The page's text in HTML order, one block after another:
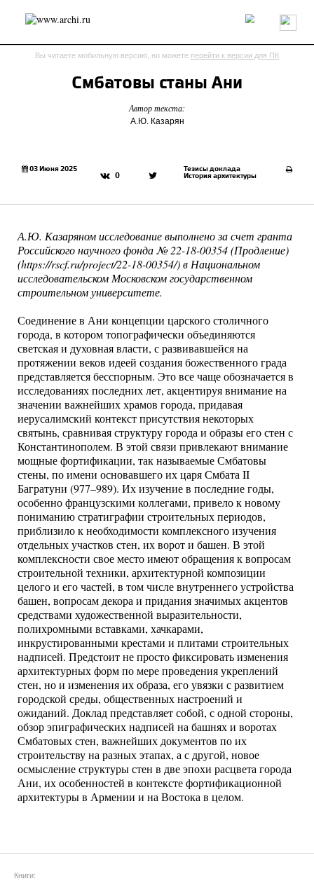
Россия Мир Технологии Интерьер Пресса
Архитекторы
Анонсы конкурсов
Исследование
Репортаж
Архитектура
Иностранцы в России
Интерьер
Вы читаете мобильную версию, но можете перейти к версии для ПК
Смбатовы станы Ани
Автор текста:
А.Ю. Казарян
03 Июня 2025
0
Тезисы доклада
История архитектуры
А.Ю. Казаряном исследование выполнено за счет гранта
Российского научного фонда № 22-18-00354 (Продление)
(https://rscf.ru/project/22-18-00354/) в Национальном
исследовательском Московском государственном
строительном университете.
Соединение в Ани концепции царского столичного
города, в котором топографически объединяются
светская и духовная власти, с развивавшейся на
протяжении веков идеей создания божественного града
представляется бесспорным. Это все чаще обозначается в
исследованиях последних лет, акцентируя внимание на
значении важнейших храмов города, придавая
иерусалимский контекст присутствия некоторых
святынь, сравнивая структуру города и образы его стен с
Константинополем. В этой связи привлекают внимание
мощные фортификации, так называемые Смбатовы
стены, по имени основавшего их царя Смбата II
Багратуни (977–989). Их изучение в последние годы,
особенно французскими коллегами, привело к новому
пониманию стратиграфии строительных периодов,
приблизило к необходимости комплексного изучения
отдельных участков стен, их ворот и башен. В этой
комплексности свое место имеют обращения к вопросам
строительной техники, архитектурной композиции
целого и его частей, в том числе внутреннего устройства
башен, вопросам декора и придания значимых акцентов
средствами художественной выразительности,
полихромными вставками, хачкарами,
инкрустированными крестами и плитами строительных
надписей. Предстоит не просто фиксировать изменения
архитектурных форм по мере проведения укреплений
стен, но и изменения их образа, его увязки с развитием
городской среды, общественных настроений и
ожиданий. Доклад представляет собой, с одной стороны,
обзор эпиграфических надписей на башнях и воротах
Смбатовых стен, важнейших документов по их
строительству на разных этапах, а с другой, новое
осмысление структуры стен в две эпохи расцвета города
Ани, их особенностей в контексте фортификационной
архитектуры в Армении и на Востока в целом.
Книги: